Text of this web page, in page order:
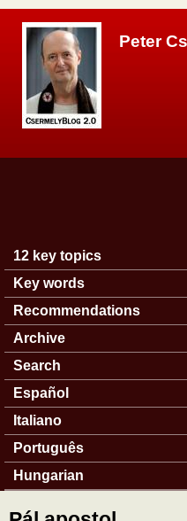
Peter
Main menu
12 key topics
Key words
Recommendations
Archive
Search
Español
Italiano
Português
Hungarian